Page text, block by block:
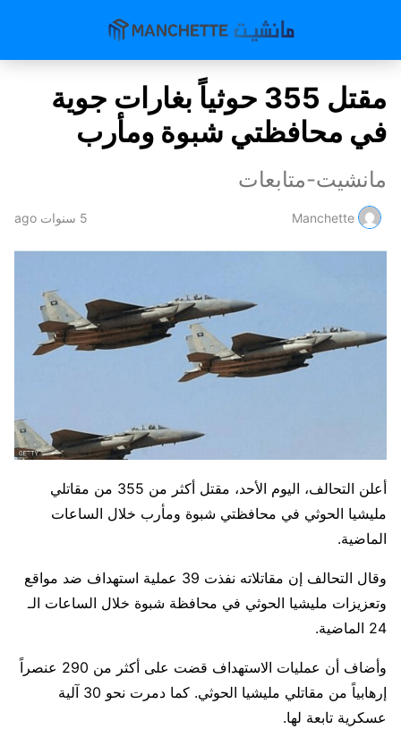
مقتل 355 حوثياً بغارات جوية
في محافظتي شبوة ومأرب
مانشيت-متابعات
Manchette 5 سنوات ago
أعلن التحالف، اليوم الأحد، مقتل أكثر من 355 من مقاتلي
مليشيا الحوثي في محافظتي شبوة ومأرب خلال الساعات
الماضية.
وقال التحالف إن مقاتلاته نفذت 39 عملية استهداف ضد مواقع
وتعزيزات مليشيا الحوثي في محافظة شبوة خلال الساعات الـ
24 الماضية.
وأضاف أن عمليات الاستهداف قضت على أكثر من 290 عنصراً
إرهابياً من مقاتلي مليشيا الحوثي. كما دمرت نحو 30 آلية
عسكرية تابعة لها.